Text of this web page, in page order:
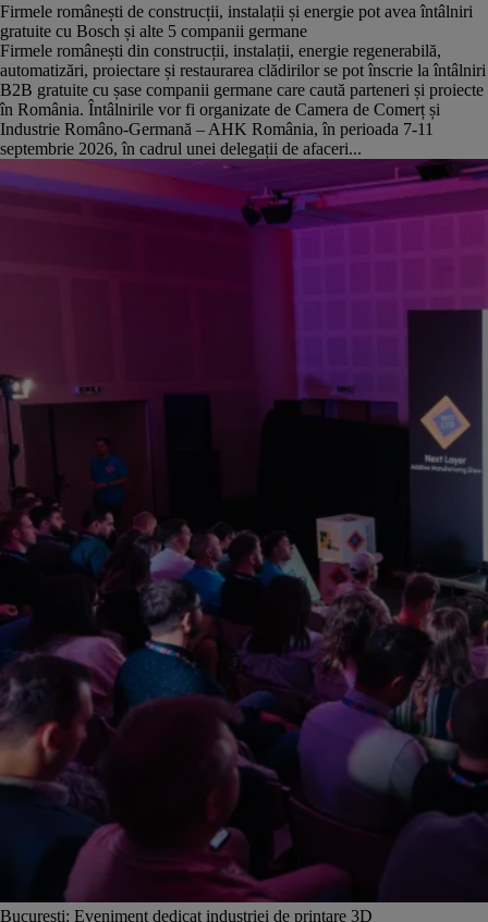
Firmele românești de construcții, instalații și energie pot avea întâlniri
gratuite cu Bosch și alte 5 companii germane
Firmele românești din construcții, instalații, energie regenerabilă,
automatizări, proiectare și restaurarea clădirilor se pot înscrie la întâlniri
B2B gratuite cu șase companii germane care caută parteneri și proiecte
în România. Întâlnirile vor fi organizate de Camera de Comerț și
Industrie Româno-Germană – AHK România, în perioada 7-11
septembrie 2026, în cadrul unei delegații de afaceri...
București: Eveniment dedicat industriei de printare 3D